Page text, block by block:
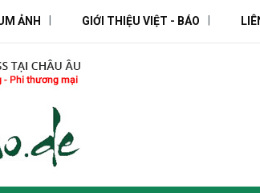
ẢNH GIỚI THIỆU VIỆT - BÁO